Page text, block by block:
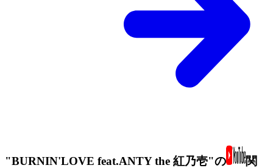
"BURNIN'LOVE feat.ANTY the 紅乃壱"の
関